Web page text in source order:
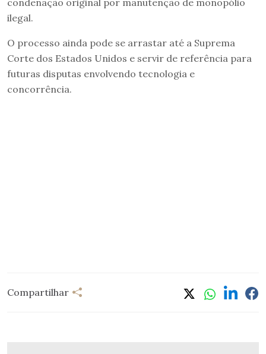
ilegal.
O processo ainda pode se arrastar até a Suprema
Corte dos Estados Unidos e servir de referência para
futuras disputas envolvendo tecnologia e
concorrência.
Compartilhar